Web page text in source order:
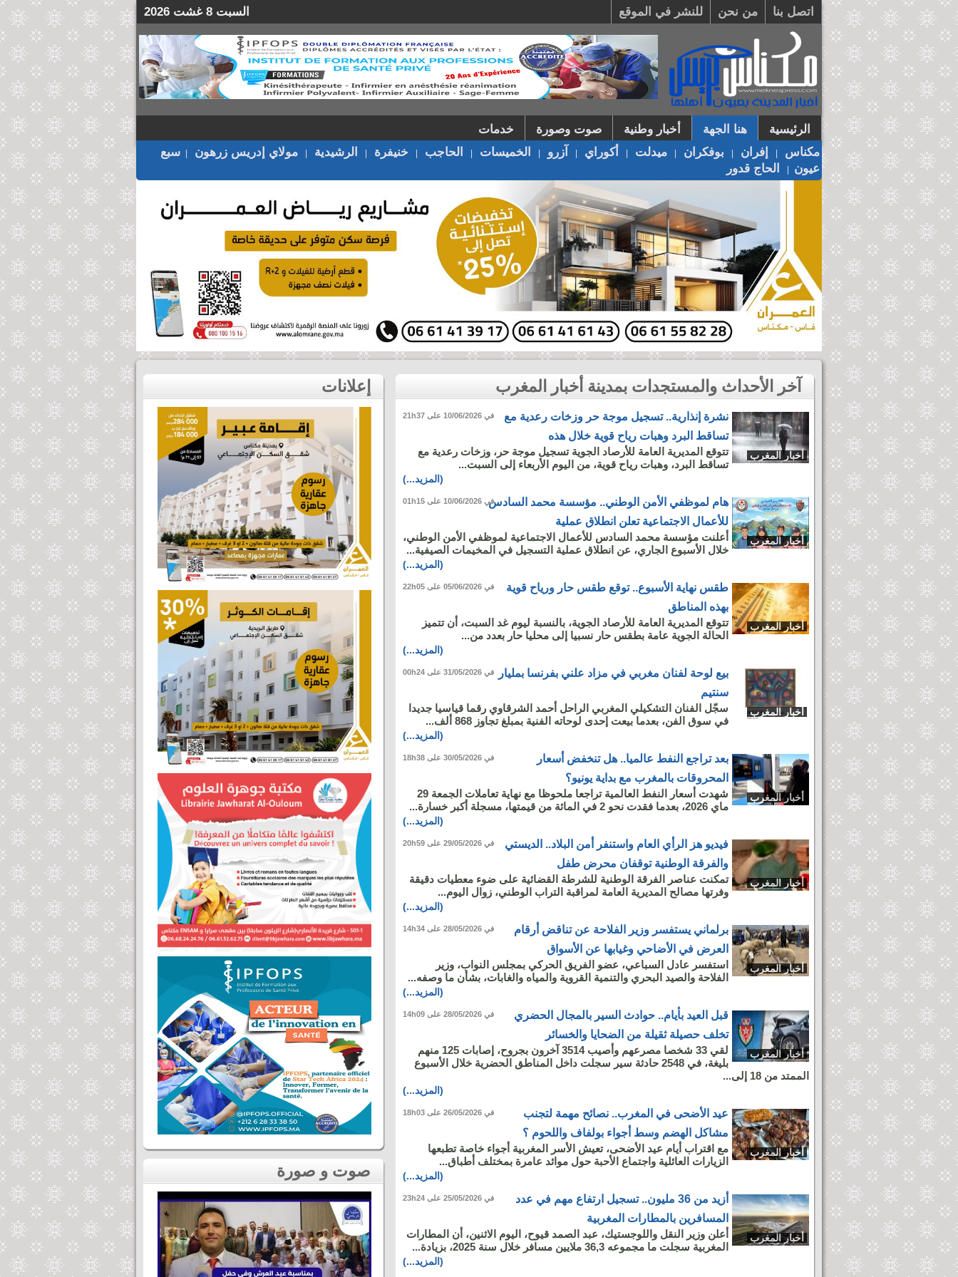
اتصل بنا من نحن للنشر في الموقع السبت 8 غشت 2026
الرئيسية
هنا الجهة
مكناس
إفران بوفكران ميدلت أكوراي آزرو الخميسات الحاجب خنيفرة الرشيدية مولاي إدريس زرهون
سبع
عيون
الحاج قدور
أخبار وطنية صوت وصورة خدمات
أخبار المغرب
نشرة إنذارية.. تسجيل موجة حر وزخات رعدية مع
تساقط البرد وهبات رياح قوية خلال هذه
تتوقع المديرية العامة للأرصاد الجوية تسجيل موجة حر، وزخات رعدية مع
تساقط البرد، وهبات رياح قوية، من اليوم الأربعاء إلى السبت...
(المزيد...)
في 10/06/2026 على 21h37
أخبار المغرب
هام لموظفي الأمن الوطني.. مؤسسة محمد السادس
للأعمال الاجتماعية تعلن انطلاق عملية
أعلنت مؤسسة محمد السادس للأعمال الاجتماعية لموظفي الأمن الوطني،
خلال الأسبوع الجاري، عن انطلاق عملية التسجيل في المخيمات الصيفية...
(المزيد...)
في 10/06/2026 على 01h15
أخبار المغرب
طقس نهاية الأسبوع.. توقع طقس حار ورياح قوية
بهذه المناطق
تتوقع المديرية العامة للأرصاد الجوية، بالنسبة ليوم غد السبت، أن تتميز
الحالة الجوية عامة بطقس حار نسبيا إلى محليا حار بعدد من...
(المزيد...)
في 05/06/2026 على 22h05
أخبار المغرب
بيع لوحة لفنان مغربي في مزاد علني بفرنسا بمليار
سنتيم
سجّل الفنان التشكيلي المغربي الراحل أحمد الشرقاوي رقما قياسيا جديدا
في سوق الفن، بعدما بيعت إحدى لوحاته الفنية بمبلغ تجاوز 868 ألف...
(المزيد...)
في 31/05/2026 على 00h24
أخبار المغرب
بعد تراجع النفط عالميا.. هل تنخفض أسعار
المحروقات بالمغرب مع بداية يونيو؟
شهدت أسعار النفط العالمية تراجعا ملحوظا مع نهاية تعاملات الجمعة 29
ماي 2026، بعدما فقدت نحو 2 في المائة من قيمتها، مسجلة أكبر خسارة...
(المزيد...)
في 30/05/2026 على 18h38
أخبار المغرب
فيديو هز الرأي العام واستنفر أمن البلاد.. الديستي
والفرقة الوطنية توقفان محرض طفل
تمكنت عناصر الفرقة الوطنية للشرطة القضائية على ضوء معطيات دقيقة
وفرتها مصالح المديرية العامة لمراقبة التراب الوطني، زوال اليوم...
(المزيد...)
في 29/05/2026 على 20h59
أخبار المغرب
برلماني يستفسر وزير الفلاحة عن تناقض أرقام
العرض في الأضاحي وغيابها عن الأسواق
استفسر عادل السباعي، عضو الفريق الحركي بمجلس النواب، وزير
الفلاحة والصيد البحري والتنمية القروية والمياه والغابات، بشأن ما وصفه...
(المزيد...)
في 28/05/2026 على 14h34
أخبار المغرب
قبل العيد بأيام.. حوادث السير بالمجال الحضري
تخلف حصيلة ثقيلة من الضحايا والخسائر
لقي 33 شخصا مصرعهم وأصيب 3514 آخرون بجروح، إصابات 125 منهم
بليغة، في 2548 حادثة سير سجلت داخل المناطق الحضرية خلال الأسبوع
الممتد من 18 إلى...
(المزيد...)
في 28/05/2026 على 14h09
أخبار المغرب
عيد الأضحى في المغرب.. نصائح مهمة لتجنب
مشاكل الهضم وسط أجواء بولفاف واللحوم ؟
مع اقتراب أيام عيد الأضحى، تعيش الأسر المغربية أجواء خاصة تطبعها
الزيارات العائلية واجتماع الأحبة حول موائد عامرة بمختلف أطباق...
(المزيد...)
في 26/05/2026 على 18h03
أخبار المغرب
أزيد من 36 مليون.. تسجيل ارتفاع مهم في عدد
المسافرين بالمطارات المغربية
أعلن وزير النقل واللوجستيك، عبد الصمد قيوح، اليوم الاثنين، أن المطارات
المغربية سجلت ما مجموعه 36,3 ملايين مسافر خلال سنة 2025، بزيادة...
(المزيد...)
في 25/05/2026 على 23h24